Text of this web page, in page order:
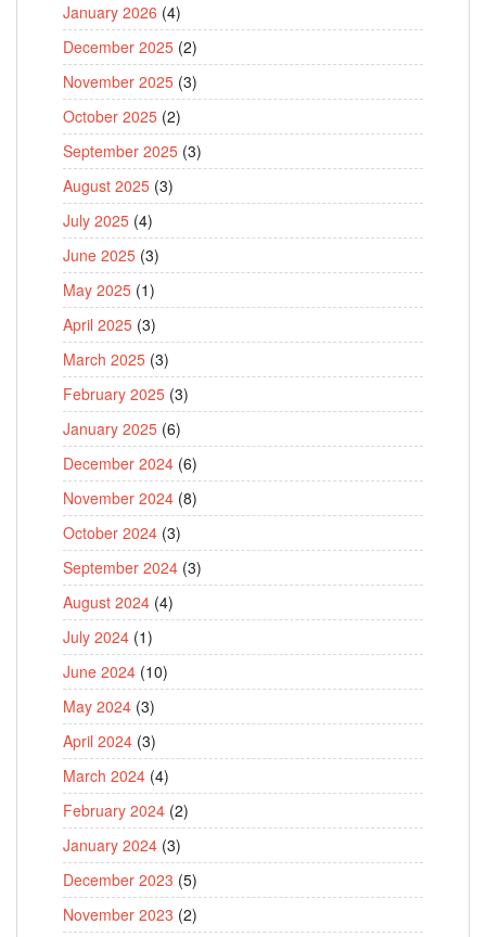
January 2026 (4)
December 2025 (2)
November 2025 (3)
October 2025 (2)
September 2025 (3)
August 2025 (3)
July 2025 (4)
June 2025 (3)
May 2025 (1)
April 2025 (3)
March 2025 (3)
February 2025 (3)
January 2025 (6)
December 2024 (6)
November 2024 (8)
October 2024 (3)
September 2024 (3)
August 2024 (4)
July 2024 (1)
June 2024 (10)
May 2024 (3)
April 2024 (3)
March 2024 (4)
February 2024 (2)
January 2024 (3)
December 2023 (5)
November 2023 (2)